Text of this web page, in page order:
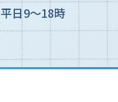
平日9～18時